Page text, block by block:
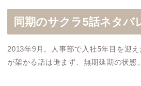
同期のサクラ5話ネタバ
2013年9月。人事部で入社5年目を迎
が架かる話は進まず、無期延期の状態。